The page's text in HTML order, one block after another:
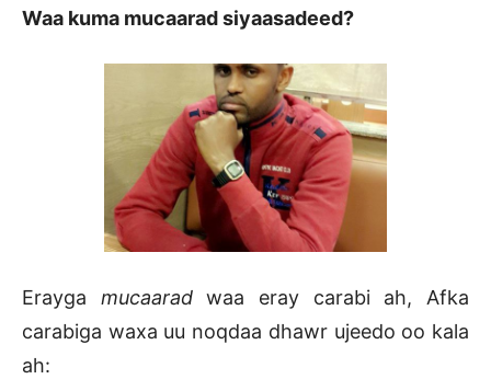
Waa kuma mucaarad siyaasadeed?
Erayga mucaaradwaa eray carabi ah, Afka
carabiga waxa uu noqdaa dhawr ujeedo oo kala
ah: